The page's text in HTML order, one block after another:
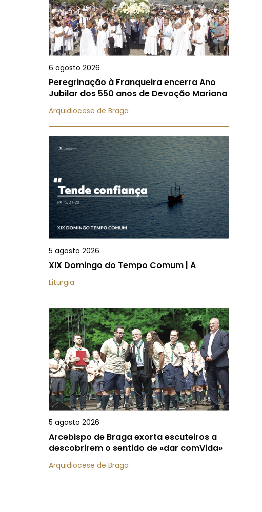
6 agosto 2026
Peregrinação à Franqueira encerra Ano
Jubilar dos 550 anos de Devoção Mariana
Arquidiocese de Braga
5 agosto 2026
XIX Domingo do Tempo Comum | A
Liturgia
5 agosto 2026
Arcebispo de Braga exorta escuteiros a
descobrirem o sentido de «dar comVida»
Arquidiocese de Braga